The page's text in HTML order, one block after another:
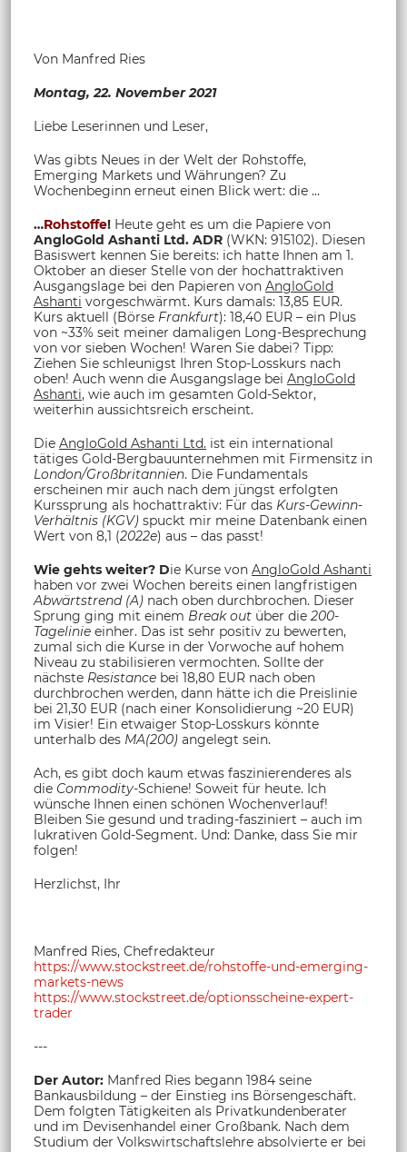
Von Manfred Ries
Montag, 22. November 2021
Liebe Leserinnen und Leser,
Was gibts Neues in der Welt der Rohstoffe,
Emerging Markets und Währungen? Zu
Wochenbeginn erneut einen Blick wert: die …
…Rohstoffe! Heute geht es um die Papiere von
AngloGold Ashanti Ltd. ADR (WKN: 915102). Diesen
Basiswert kennen Sie bereits: ich hatte Ihnen am 1.
Oktober an dieser Stelle von der hochattraktiven
Ausgangslage bei den Papieren von AngloGold
Ashanti vorgeschwärmt. Kurs damals: 13,85 EUR.
Kurs aktuell (Börse Frankfurt): 18,40 EUR – ein Plus
von ~33% seit meiner damaligen Long-Besprechung
von vor sieben Wochen! Waren Sie dabei? Tipp:
Ziehen Sie schleunigst Ihren Stop-Losskurs nach
oben! Auch wenn die Ausgangslage bei AngloGold
Ashanti, wie auch im gesamten Gold-Sektor,
weiterhin aussichtsreich erscheint.
Die AngloGold Ashanti Ltd. ist ein international
tätiges Gold-Bergbauunternehmen mit Firmensitz in
London/Großbritannien. Die Fundamentals
erscheinen mir auch nach dem jüngst erfolgten
Kurssprung als hochattraktiv: Für das Kurs-Gewinn-
Verhältnis (KGV) spuckt mir meine Datenbank einen
Wert von 8,1 (2022e) aus – das passt!
Wie gehts weiter? Die Kurse von AngloGold Ashanti
haben vor zwei Wochen bereits einen langfristigen
Abwärtstrend (A) nach oben durchbrochen. Dieser
Sprung ging mit einem Break out über die 200-
Tagelinie einher. Das ist sehr positiv zu bewerten,
zumal sich die Kurse in der Vorwoche auf hohem
Niveau zu stabilisieren vermochten. Sollte der
nächste Resistance bei 18,80 EUR nach oben
durchbrochen werden, dann hätte ich die Preislinie
bei 21,30 EUR (nach einer Konsolidierung ~20 EUR)
im Visier! Ein etwaiger Stop-Losskurs könnte
unterhalb des MA(200) angelegt sein.
Ach, es gibt doch kaum etwas faszinierenderes als
die Commodity-Schiene! Soweit für heute. Ich
wünsche Ihnen einen schönen Wochenverlauf!
Bleiben Sie gesund und trading-fasziniert – auch im
lukrativen Gold-Segment. Und: Danke, dass Sie mir
folgen!
Herzlichst, Ihr
Manfred Ries, Chefredakteur
https://www.stockstreet.de/rohstoffe-und-emerging-
markets-news
https://www.stockstreet.de/optionsscheine-expert-
trader
---
Der Autor: Manfred Ries begann 1984 seine
Bankausbildung – der Einstieg ins Börsengeschäft.
Dem folgten Tätigkeiten als Privatkundenberater
und im Devisenhandel einer Großbank. Nach dem
Studium der Volkswirtschaftslehre absolvierte er bei